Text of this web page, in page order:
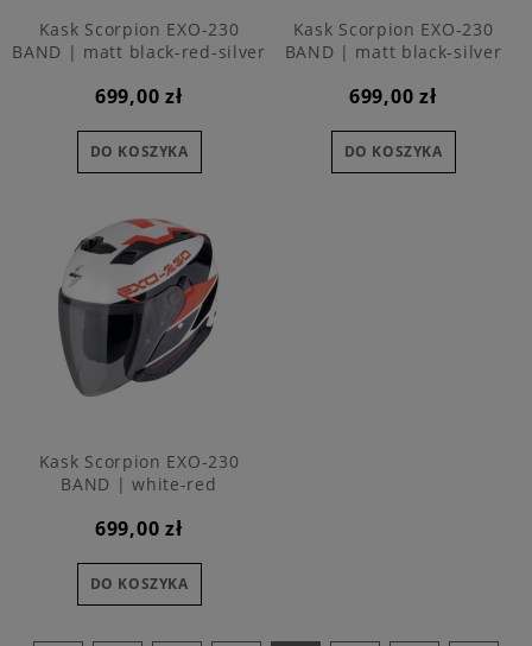
Kask Scorpion EXO-230
BAND | matt black-red-silver
699,00 zł
DO KOSZYKA
Kask Scorpion EXO-230
BAND | matt black-silver
699,00 zł
DO KOSZYKA
Kask Scorpion EXO-230
BAND | white-red
699,00 zł
DO KOSZYKA